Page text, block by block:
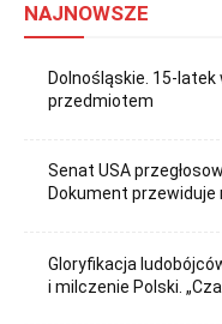
NAJNOWSZE
Dolnośląskie. 15-
przedmiotem
Senat USA
Dokument przewiduje
Gloryfikacja
i milczenie Polski.